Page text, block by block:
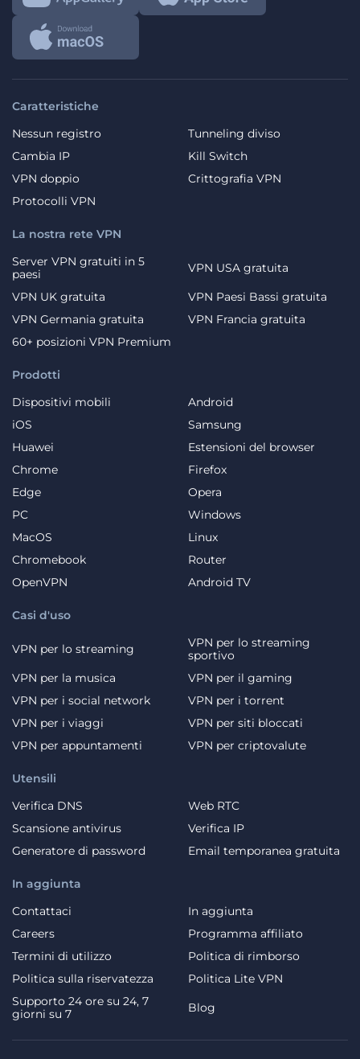
Caratteristiche
Nessun registro
Tunneling diviso
Cambia IP
Kill Switch
VPN doppio
Crittografia VPN
Protocolli VPN
Prodotti
Dispositivi mobili
Android
iOS
Samsung
Huawei
Estensioni del browser
Chrome
Firefox
Edge
Opera
PC
Windows
MacOS
Linux
Chromebook
Router
OpenVPN
Android TV
Casi d'uso
VPN per lo streaming
VPN per lo streaming
sportivo
VPN per la musica
VPN per il gaming
VPN per i social network
VPN per i torrent
VPN per i viaggi
VPN per siti bloccati
VPN per appuntamenti
VPN per criptovalute
In aggiunta
Contattaci
In aggiunta
Careers
Programma affiliato
Termini di utilizzo
Politica di rimborso
Politica sulla riservatezza
Politica Lite VPN
Supporto 24 ore su 24, 7
giorni su 7
Blog
La nostra rete VPN
Server VPN gratuiti in 5
paesi
VPN USA gratuita
VPN UK gratuita
VPN Paesi Bassi gratuita
VPN Germania gratuita
VPN Francia gratuita
60+ posizioni VPN Premium
Utensili
Verifica DNS
Web RTC
Scansione antivirus
Verifica IP
Generatore di password
Email temporanea gratuita